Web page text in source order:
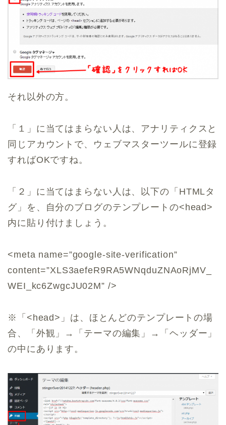
それ以外の方。
「１」に当てはまらない人は、アナリティクスと
同じアカウントで、ウェブマスターツールに登録
すればOKですね。
「２」に当てはまらない人は、以下の「HTMLタ
グ」を、自分のブログのテンプレートの<head>
内に貼り付けましょう。
<meta name=”google-site-verification”
content=”XLS3aefeR9RA5WNqduZNAoRjMV_
WEI_kc6ZwgcJU02M” />
※「<head>」は、ほとんどのテンプレートの場
合、「外観」→「テーマの編集」→「ヘッダー」
の中にあります。